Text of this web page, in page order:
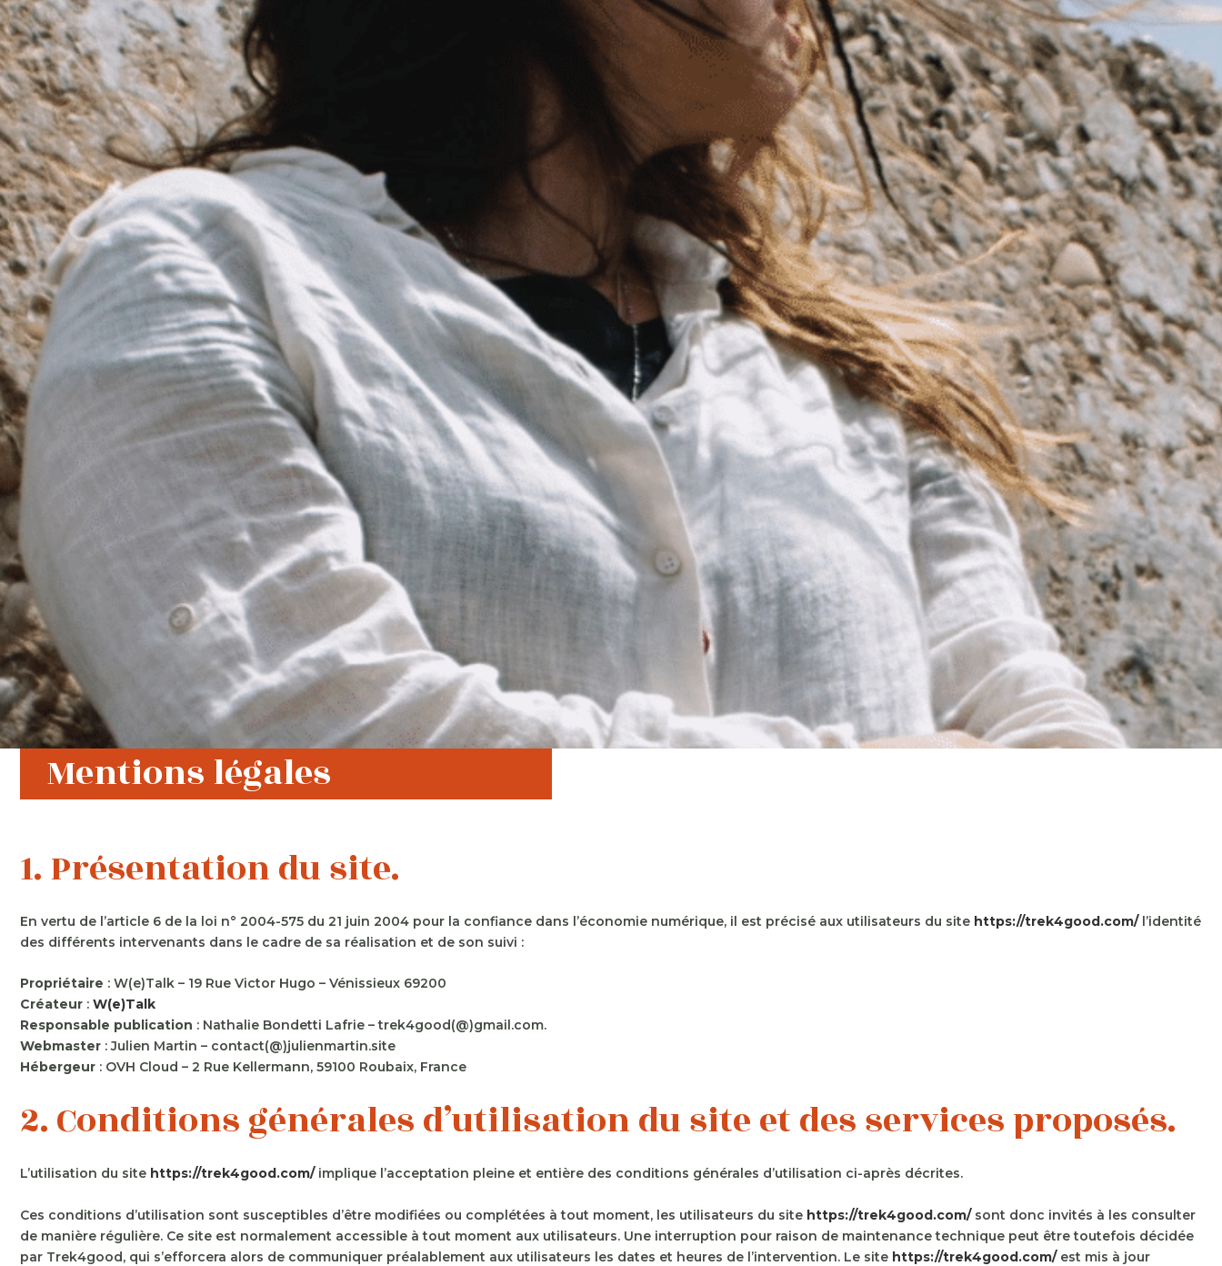
Mentions légales
1. Présentation du site.
En vertu de l’article 6 de la loi n° 2004-575 du 21 juin 2004 pour la confiance dans l’économie numérique, il est précisé aux utilisateurs du site https://trek4good.com/l’identité
des différents intervenants dans le cadre de sa réalisation et de son suivi :
Propriétaire : W(e)Talk – 19 Rue Victor Hugo – Vénissieux 69200
Créateur : W(e)Talk
Responsable publication : Nathalie Bondetti Lafrie – trek4good(@)gmail.com.
Webmaster : Julien Martin – contact(@)julienmartin.site
Hébergeur : OVH Cloud – 2 Rue Kellermann, 59100 Roubaix, France
2. Conditions générales d’utilisation du site et des services proposés.
L’utilisation du site https://trek4good.com/implique l’acceptation pleine et entière des conditions générales d’utilisation ci-après décrites.
Ces conditions d’utilisation sont susceptibles d’être modifiées ou complétées à tout moment, les utilisateurs du site https://trek4good.com/sont donc invités à les consulter
de manière régulière. Ce site est normalement accessible à tout moment aux utilisateurs. Une interruption pour raison de maintenance technique peut être toutefois décidée
par Trek4good, qui s’efforcera alors de communiquer préalablement aux utilisateurs les dates et heures de l’intervention. Le site https://trek4good.com/est mis à jour